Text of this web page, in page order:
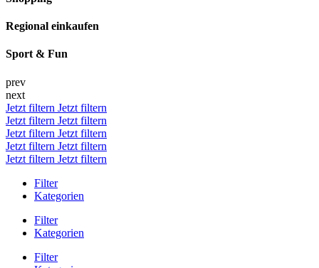
Regional einkaufen
Sport & Fun
prev
next
Jetzt filtern Jetzt filtern
Jetzt filtern Jetzt filtern
Jetzt filtern Jetzt filtern
Jetzt filtern Jetzt filtern
Jetzt filtern Jetzt filtern
Filter
Kategorien
Filter
Kategorien
Filter